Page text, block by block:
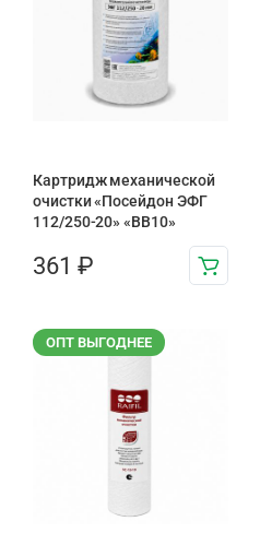
Картридж механической
очистки «Посейдон ЭФГ
112/250-20» «ВВ10»
361 ₽
ОПТ ВЫГОДНЕЕ